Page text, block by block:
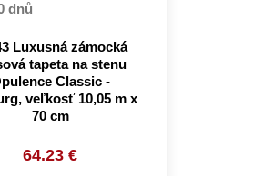
dnů
Luxusná zámocká
tapeta na stenu
Classic -
veľkosť 10,05 m x
70 cm
64.23 €